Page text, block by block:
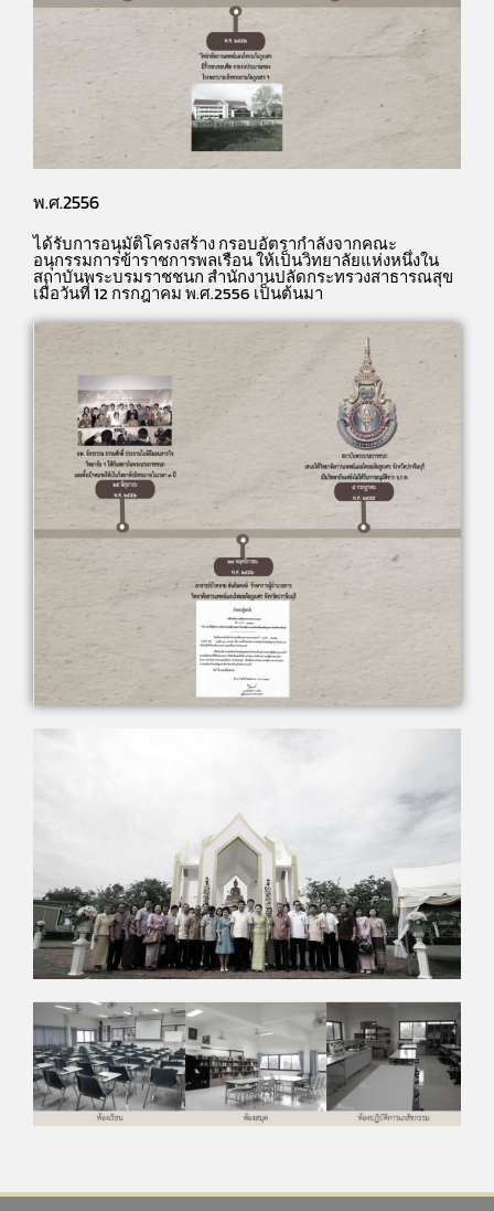
พ.ศ.2556
ได้รับการอนุมัติโครงสร้าง กรอบอัตรากำลังจากคณะ
อนุกรรมการข้าราชการพลเรือน ให้เป็นวิทยาลัยแห่งหนึ่งใน
สถาบันพระบรมราชชนก สำนักงานปลัดกระทรวงสาธารณสุข
เมื่อวันที่ 12 กรกฎาคม พ.ศ.2556 เป็นต้นมา